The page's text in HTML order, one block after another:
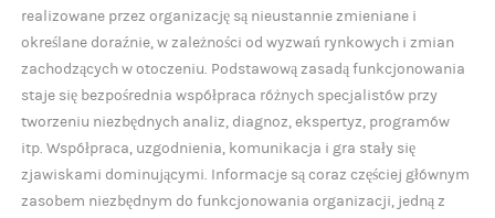
realizowane przez organizację są nieustannie zmieniane i
określane doraźnie, w zależności od wyzwań rynkowych i zmian
zachodzących w otoczeniu. Podstawową zasadą funkcjonowania
staje się bezpośrednia współpraca różnych specjalistów przy
tworzeniu niezbędnych analiz, diagnoz, ekspertyz, programów
itp. Współpraca, uzgodnienia, komunikacja i gra stały się
zjawiskami dominującymi. Informacje są coraz częściej głównym
zasobem niezbędnym do funkcjonowania organizacji, jedną z